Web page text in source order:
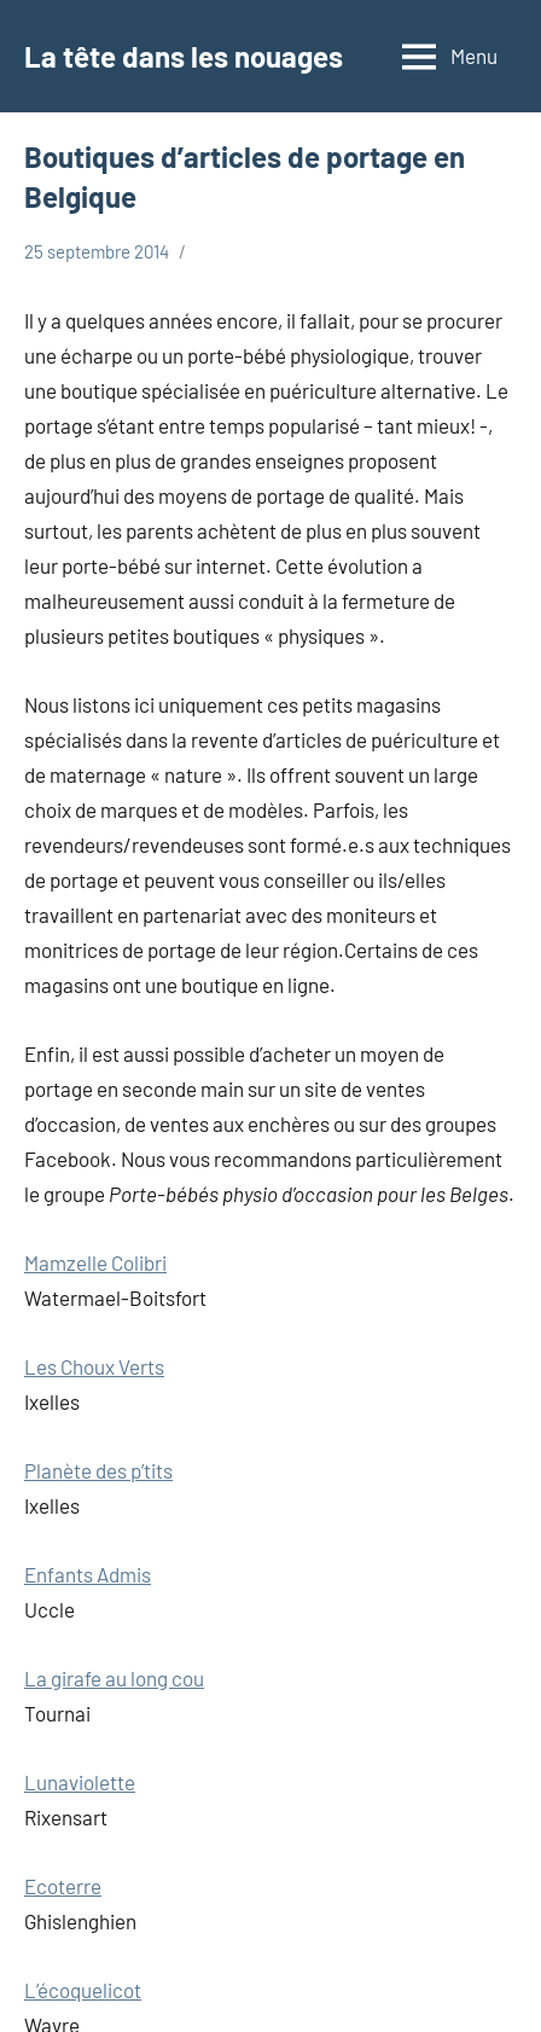
La tête dans les nouages Menu
Boutiques d’articles de portage en
Belgique
Portage
25 septembre 2014
Marie
Il y a quelques années encore, il fallait, pour se procurer
une écharpe ou un porte-bébé physiologique, trouver
une boutique spécialisée en puériculture alternative. Le
portage s’étant entre temps popularisé – tant mieux! -,
de plus en plus de grandes enseignes proposent
aujourd’hui des moyens de portage de qualité. Mais
surtout, les parents achètent de plus en plus souvent
leur porte-bébé sur internet. Cette évolution a
malheureusement aussi conduit à la fermeture de
plusieurs petites boutiques « physiques ».
Nous listons ici uniquement ces petits magasins
spécialisés dans la revente d’articles de puériculture et
de maternage « nature ». Ils offrent souvent un large
choix de marques et de modèles. Parfois, les
revendeurs/revendeuses sont formé.e.s aux techniques
de portage et peuvent vous conseiller ou ils/elles
travaillent en partenariat avec des moniteurs et
monitrices de portage de leur région.Certains de ces
magasins ont une boutique en ligne.
Enfin, il est aussi possible d’acheter un moyen de
portage en seconde main sur un site de ventes
d’occasion, de ventes aux enchères ou sur des groupes
Facebook. Nous vous recommandons particulièrement
le groupe Porte-bébés physio d’occasion pour les Belges.
Mamzelle Colibri
Watermael-Boitsfort
Les Choux Verts
Ixelles
Planète des p’tits
Ixelles
Enfants Admis
Uccle
La girafe au long cou
Tournai
Lunaviolette
Rixensart
Ecoterre
Ghislenghien
L’écoquelicot
Wavre